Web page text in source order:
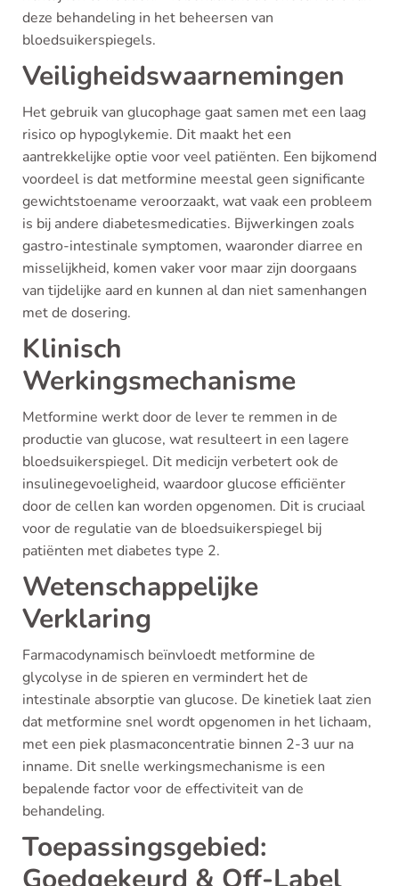
deze behandeling in het beheersen van
bloedsuikerspiegels.
Veiligheidswaarnemingen
Het gebruik van glucophage gaat samen met een laag
risico op hypoglykemie. Dit maakt het een
aantrekkelijke optie voor veel patiënten. Een bijkomend
voordeel is dat metformine meestal geen significante
gewichtstoename veroorzaakt, wat vaak een probleem
is bij andere diabetesmedicaties. Bijwerkingen zoals
gastro-intestinale symptomen, waaronder diarree en
misselijkheid, komen vaker voor maar zijn doorgaans
van tijdelijke aard en kunnen al dan niet samenhangen
met de dosering.
Klinisch
Werkingsmechanisme
Metformine werkt door de lever te remmen in de
productie van glucose, wat resulteert in een lagere
bloedsuikerspiegel. Dit medicijn verbetert ook de
insulinegevoeligheid, waardoor glucose efficiënter
door de cellen kan worden opgenomen. Dit is cruciaal
voor de regulatie van de bloedsuikerspiegel bij
patiënten met diabetes type 2.
Wetenschappelijke
Verklaring
Farmacodynamisch beïnvloedt metformine de
glycolyse in de spieren en vermindert het de
intestinale absorptie van glucose. De kinetiek laat zien
dat metformine snel wordt opgenomen in het lichaam,
met een piek plasmaconcentratie binnen 2-3 uur na
inname. Dit snelle werkingsmechanisme is een
bepalende factor voor de effectiviteit van de
behandeling.
Toepassingsgebied: